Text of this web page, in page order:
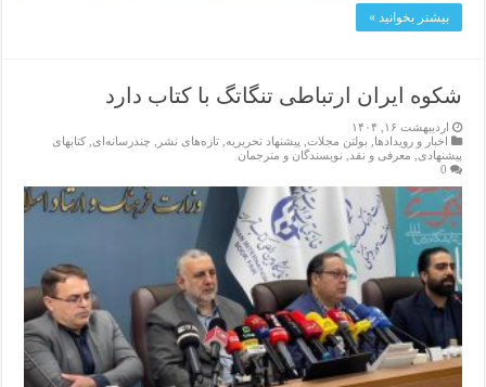
بیشتر بخوانید »
شکوه ایران ارتباطی تنگاتگ با کتاب دارد
اردیبهشت ۱۶, ۱۴۰۴
اخبار و رویدادها
بولتن مجلات پیشنهاد تحریریه ,تازەهای نشر چندرسانه‌ای ,کتابهای
پیشنهادی
معرفی و نقد
نویسندگان و مترجمان
0